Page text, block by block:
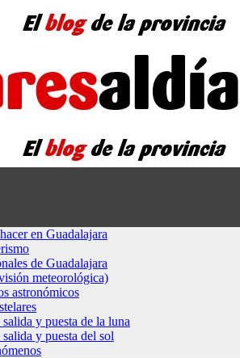
en Guadalajara
de Guadalajara
meteorológica)
astronómicos
y puesta de la luna
y puesta del sol